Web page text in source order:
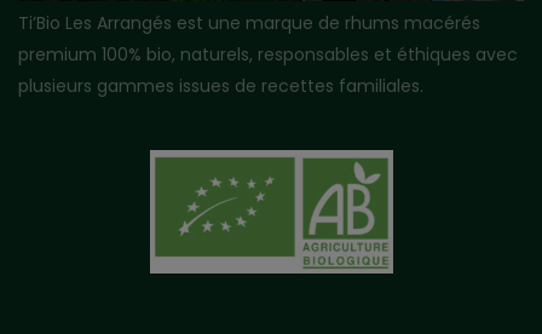
Ti’Bio Les Arrangés est une marque de rhums macérés
premium 100% bio, naturels, responsables et éthiques avec
plusieurs gammes issues de recettes familiales.